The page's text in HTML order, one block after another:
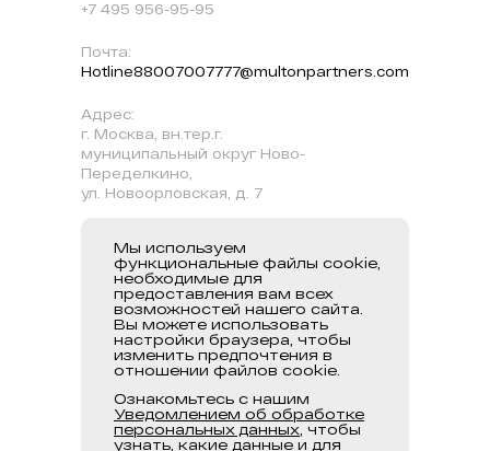
Мы используем
функциональные файлы cookie,
необходимые для
предоставления вам всех
возможностей нашего сайта.
Вы можете использовать
настройки браузера, чтобы
изменить предпочтения в
отношении файлов cookie.
Ознакомьтесь с нашим
Уведомлением об обработке
персональных данных , чтобы
узнать, какие данные и для
+7 495 956-95-95
Почта:
Hotline88007007777@multonpartners.com
Адрес:
г. Москва, вн.тер.г.
муниципальный округ Ново-
Переделкино,
ул. Новоорловская, д. 7
Наш бизнес
О нас
Наша
деятельность
Обзор
Информация
Политики и
документы
Клиенты
Карьера
связи
Контакты